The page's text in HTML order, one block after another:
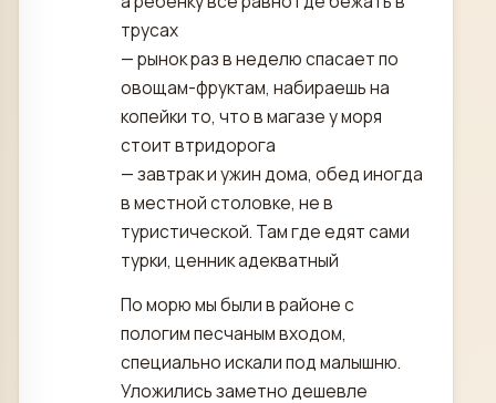
трусах
— рынок раз в неделю спасает по
овощам-фруктам, набираешь на
копейки то, что в магазе у моря
стоит втридорога
— завтрак и ужин дома, обед иногда
в местной столовке, не в
туристической. Там где едят сами
турки, ценник адекватный
По морю мы были в районе с
пологим песчаным входом,
специально искали под малышню.
Уложились заметно дешевле